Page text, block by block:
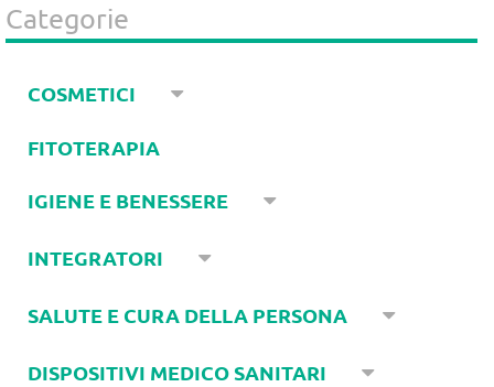
Categorie
COSMETICI
FITOTERAPIA
IGIENE E BENESSERE
INTEGRATORI
SALUTE E CURA DELLA PERSONA
DISPOSITIVI MEDICO SANITARI